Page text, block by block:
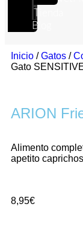
Blog
Inicio /Gatos /
Gato
ARION
Alimento
apetito
8,95€